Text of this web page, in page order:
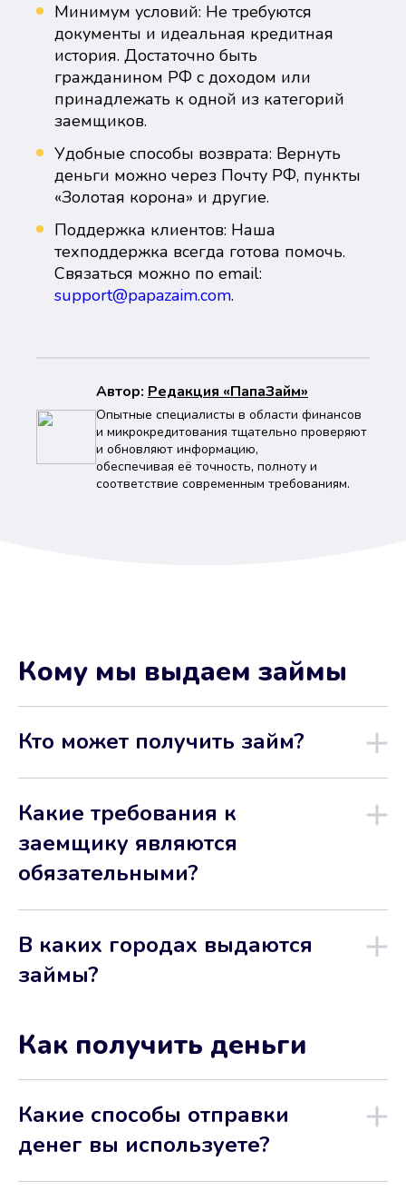
Минимум условий: Не требуются
документы и идеальная кредитная
история. Достаточно быть
гражданином РФ с доходом или
принадлежать к одной из категорий
заемщиков.
Удобные способы возврата: Вернуть
деньги можно через Почту РФ, пункты
«Золотая корона» и другие.
Поддержка клиентов: Наша
техподдержка всегда готова помочь.
Связаться можно по email:
support@papazaim.com.
Автор: Peдaкция «ПапаЗайм»
Опытные специалисты в области финансов
и микрокредитования тщательно проверяют
и обновляют информацию,
обеспечивая её точность, полноту и
соответствие современным требованиям.
Кому мы выдаем займы
Кто может получить займ?
Какие требования к
заемщику являются
обязательными?
В каких городах выдаются
займы?
Как получить деньги
Какие способы отправки
денег вы используете?